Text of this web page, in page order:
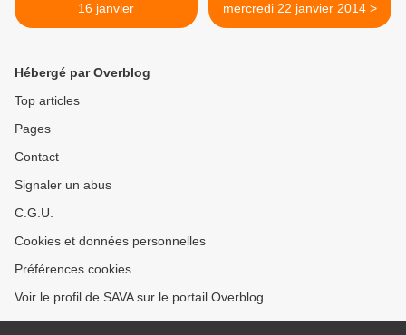
16 janvier
mercredi 22 janvier 2014 >
Hébergé par Overblog
Top articles
Pages
Contact
Signaler un abus
C.G.U.
Cookies et données personnelles
Préférences cookies
Voir le profil de SAVA sur le portail Overblog